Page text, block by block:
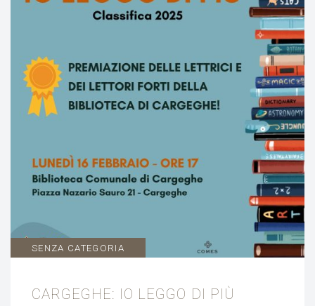
SENZA CATEGORIA
CARGEGHE: IO LEGGO DI PIÙ